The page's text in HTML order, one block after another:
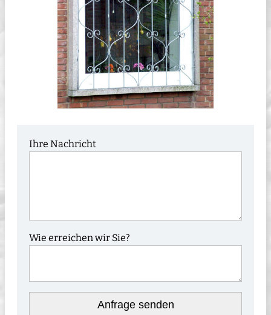
Ihre Nachricht
Wie erreichen wir Sie?
Anfrage senden